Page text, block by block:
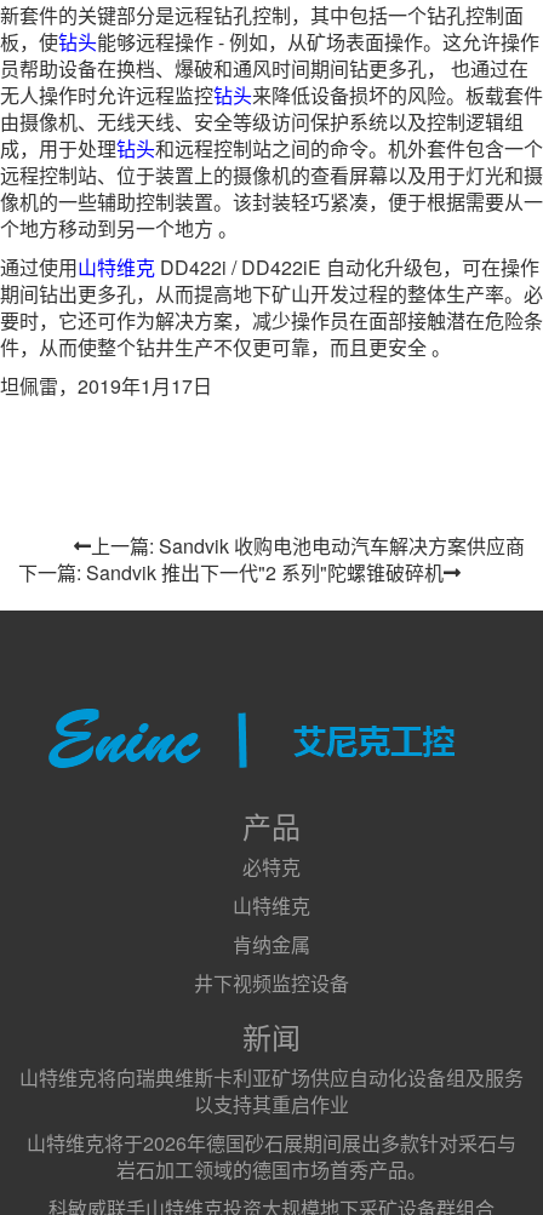
新套件的关键部分是远程钻孔控制，其中包括一个钻孔控制面
板，使钻头能够远程操作 - 例如，从矿场表面操作。这允许操作
员帮助设备在换档、爆破和通风时间期间钻更多孔， 也通过在
无人操作时允许远程监控钻头来降低设备损坏的风险。板载套件
由摄像机、无线天线、安全等级访问保护系统以及控制逻辑组
成，用于处理钻头和远程控制站之间的命令。机外套件包含一个
远程控制站、位于装置上的摄像机的查看屏幕以及用于灯光和摄
像机的一些辅助控制装置。该封装轻巧紧凑，便于根据需要从一
个地方移动到另一个地方 。
通过使用山特维克 DD422i / DD422iE 自动化升级包，可在操作
期间钻出更多孔，从而提高地下矿山开发过程的整体生产率。必
要时，它还可作为解决方案，减少操作员在面部接触潜在危险条
件，从而使整个钻井生产不仅更可靠，而且更安全 。
坦佩雷，2019年1月17日
上一篇: Sandvik 收购电池电动汽车解决方案供应商
下一篇: Sandvik 推出下一代"2 系列"陀螺锥破碎机
产品
必特克
山特维克
肯纳金属
井下视频监控设备
新闻
山特维克将向瑞典维斯卡利亚矿场供应自动化设备组及服务
以支持其重启作业
山特维克将于2026年德国砂石展期间展出多款针对采石与
岩石加工领域的德国市场首秀产品。
科敏威联手山特维克投资大规模地下采矿设备群组合